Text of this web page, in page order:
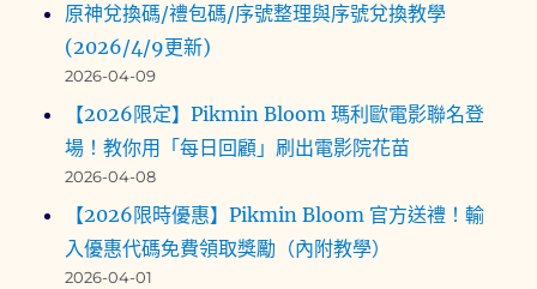
原神兌換碼/禮包碼/序號整理與序號兌換教學
(2026/4/9更新)
2026-04-09
【2026限定】Pikmin Bloom 瑪利歐電影聯名登
場！教你用「每日回顧」刷出電影院花苗
2026-04-08
【2026限時優惠】Pikmin Bloom 官方送禮！輸
入優惠代碼免費領取獎勵（內附教學）
2026-04-01